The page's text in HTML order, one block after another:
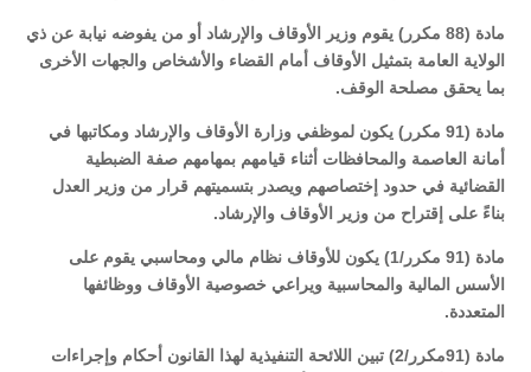
مادة (88 مكرر) يقوم وزير الأوقاف والإرشاد أو من يفوضه نيابة عن ذي
الولاية العامة بتمثيل الأوقاف أمام القضاء والأشخاص والجهات الأخرى
بما يحقق مصلحة الوقف.
مادة (91 مكرر) يكون لموظفي وزارة الأوقاف والإرشاد ومكاتبها في
أمانة العاصمة والمحافظات أثناء قيامهم بمهامهم صفة الضبطية
القضائية في حدود إختصاصهم ويصدر بتسميتهم قرار من وزير العدل
بناءً على إقتراح من وزير الأوقاف والإرشاد.
مادة (91 مكرر/1) يكون للأوقاف نظام مالي ومحاسبي يقوم على
الأسس المالية والمحاسبية ويراعي خصوصية الأوقاف ووظائفها
المتعددة.
مادة (91مكرر/2) تبين اللائحة التنفيذية لهذا القانون أحكام وإجراءات